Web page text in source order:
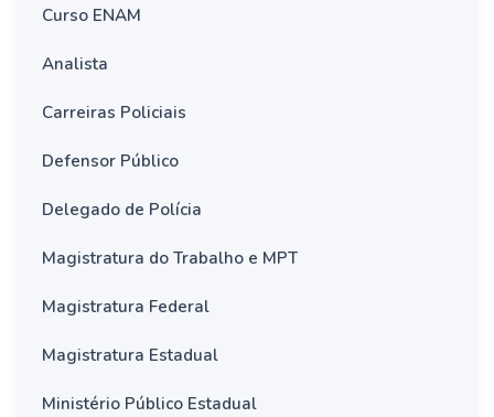
Curso ENAM
Analista
Carreiras Policiais
Defensor Público
Delegado de Polícia
Magistratura do Trabalho e MPT
Magistratura Federal
Magistratura Estadual
Ministério Público Estadual